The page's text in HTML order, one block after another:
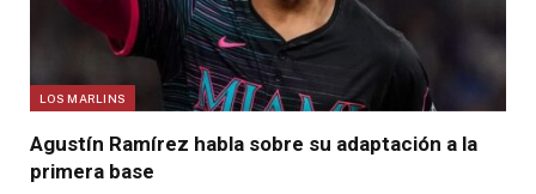
LOS MARLINS
Agustín Ramírez habla sobre su adaptación a la
primera base